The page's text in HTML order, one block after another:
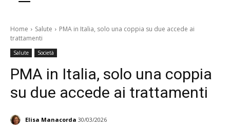
Home Salute
PMA in Italia, solo una coppia su due accede ai
trattamenti
Salute Società
PMA in Italia, solo una coppia
su due accede ai trattamenti
Elisa Manacorda 30/03/2026